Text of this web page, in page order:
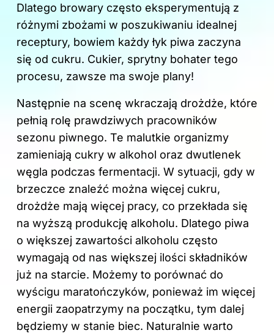
Dlatego browary często eksperymentują z
różnymi zbożami w poszukiwaniu idealnej
receptury, bowiem każdy łyk piwa zaczyna
się od cukru. Cukier, sprytny bohater tego
procesu, zawsze ma swoje plany!
Następnie na scenę wkraczają drożdże, które
pełnią rolę prawdziwych pracowników
sezonu piwnego. Te malutkie organizmy
zamieniają cukry w alkohol oraz dwutlenek
węgla podczas fermentacji. W sytuacji, gdy w
brzeczce znaleźć można więcej cukru,
drożdże mają więcej pracy, co przekłada się
na wyższą produkcję alkoholu. Dlatego piwa
o większej zawartości alkoholu często
wymagają od nas większej ilości składników
już na starcie. Możemy to porównać do
wyścigu maratończyków, ponieważ im więcej
energii zaopatrzymy na początku, tym dalej
będziemy w stanie biec. Naturalnie warto